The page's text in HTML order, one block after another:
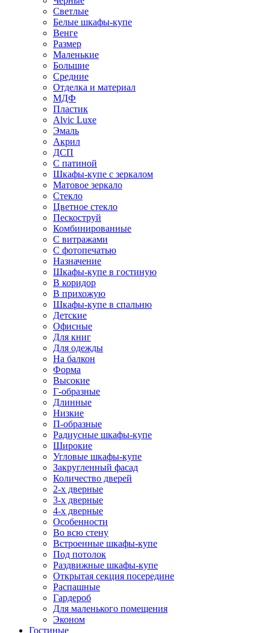
Светлые
Белые шкафы-купе
Венге
Размер
Маленькие
Большие
Средние
Отделка и материал
МДФ
Пластик
Alvic Luxe
Эмаль
Акрил
ДСП
С патиной
Шкафы-купе с зеркалом
Матовое зеркало
Стекло
Цветное стекло
Пескоструй
Комбинированные
С витражами
С фотопечатью
Назначение
Шкафы-купе в гостиную
В коридор
В прихожую
Шкафы-купе в спальню
Детские
Офисные
Для книг
Для одежды
На балкон
Форма
Высокие
Г-образные
Длинные
Низкие
П-образные
Радиусные шкафы-купе
Широкие
Угловые шкафы-купе
Закругленный фасад
Количество дверей
2-х дверные
3-х дверные
4-х дверные
Особенности
Во всю стену
Встроенные шкафы-купе
Под потолок
Раздвижные шкафы-купе
Открытая секция посередине
Распашные
Гардероб
Для маленького помещения
Эконом
Гостиные